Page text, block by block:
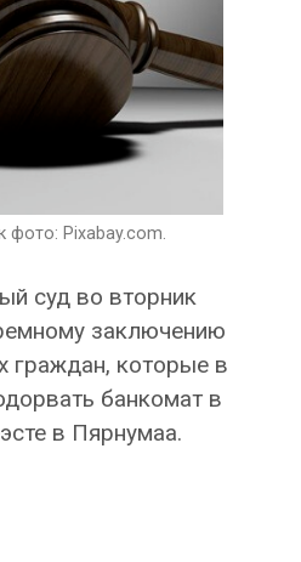
фото: Pixabay.com.
суд во вторник
заключению
граждан, которые в
банкомат в
в Пярнумаа.